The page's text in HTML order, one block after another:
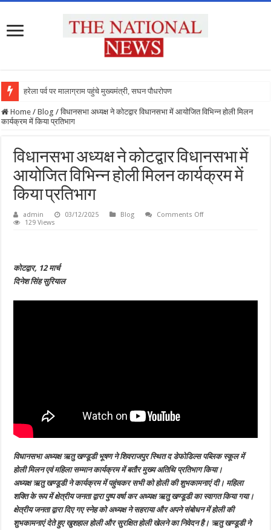
हरेला पर्व पर मालाग्राम पहुंचे मुख्यमंत्री, सघन पौधरोपण कर
Home / Blog / विधानसभा अध्यक्ष ने कोटद्वार विधानसभा में आयोजित विभिन्न होली मिलन
कार्यक्रम में किया प्रतिभाग
विधानसभा अध्यक्ष ने कोटद्वार विधानसभा में
आयोजित विभिन्न होली मिलन कार्यक्रम में
किया प्रतिभाग
admin 03/12/2025 Blog Comments Offon
कार्यक्रम
129 Views
कोटद्वार, 12 मार्च
दिनेश सिंह सुरियाल
विधानसभा अध्यक्ष ऋतु खण्डूडी भूषण ने शिवराजपुर स्थित द डेफोडिल्स पब्लिक स्कूल में
होली मिलन एवं महिला सम्मान कार्यक्रम में बतौर मुख्य अतिथि प्रतिभाग किया।
अध्यक्ष ऋतु खण्डूडी ने कार्यक्रम में पहुंचकर सभी को होली की शुभकामनाएं दी। महिला
शक्ति के रूप में क्षेत्रीय जनता द्वारा पुष्प वर्षा कर अध्यक्ष ऋतु खण्डूडी का स्वागत किया गया।
क्षेत्रीय जनता द्वारा दिए गए स्नेह को अध्यक्ष ने सहराया और अपने संबोधन में होली की
शुभकामनाएं देते हुए खुशहाल होली और सुरक्षित होली खेलने का निवेदन है। ऋतु खण्डूडी ने